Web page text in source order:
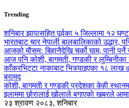
Trending
शनिबार झापासहित पूर्वका ५ जिल्लामा १२
भारतबाट चार नेपाली बालबालिकाको उद्धार,
आजको मौसमः बिहानैदेखि चर्को घाम, पानी पर्ने
आज पनि कोशी, बागमती, गण्डकी र लुम्बिनीका
काँकरभिट्टा नाकाबाट भित्र्याइएका १८ लाख
बरामद
कोशी, बागमती र गण्डकी प्रदेशका केही स्थानमा
इलाममा छोरालाई खोलाले बगाएकाे खबरले
२३ श्रावण २०८३, शनिबार